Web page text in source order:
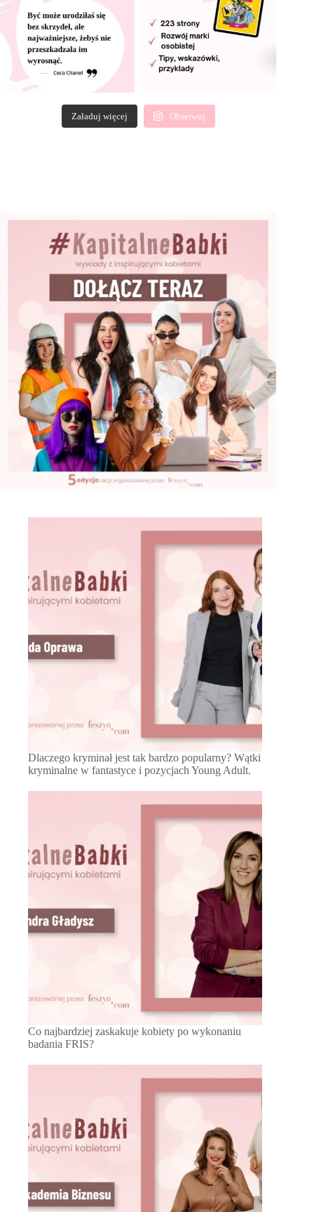
Załaduj więcej Obserwuj
Dlaczego kryminał jest tak bardzo popularny? Wątki
kryminalne w fantastyce i pozycjach Young Adult.
Co najbardziej zaskakuje kobiety po wykonaniu
badania FRIS?